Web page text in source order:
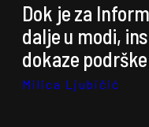
Dok je za
dalje u modi,
dokaze
Milica Ljubičić